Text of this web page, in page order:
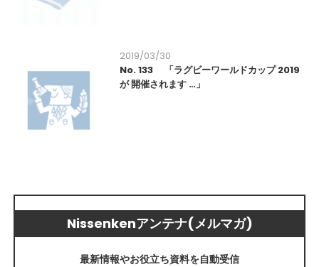
2019/03/30
No. 133 「ラグビーワールドカップ 2019
が 開催されます …」
Nissenkenアンテナ(メルマガ)
最新情報やお役立ち資料を自動受信